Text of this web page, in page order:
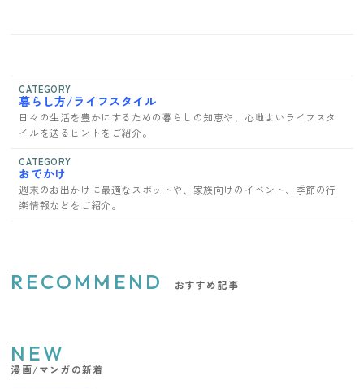
CATEGORY
暮らし方/ライフスタイル
日々の生活を豊かにするための暮らしの知恵や、心地よいライフスタ
イルを送るヒントをご紹介。
CATEGORY
おでかけ
週末のお出かけに最適なスポットや、家族向けのイベント、季節の行
楽情報などをご紹介。
RECOMMEND おすすめ記事
NEW
漫画/マンガの新着